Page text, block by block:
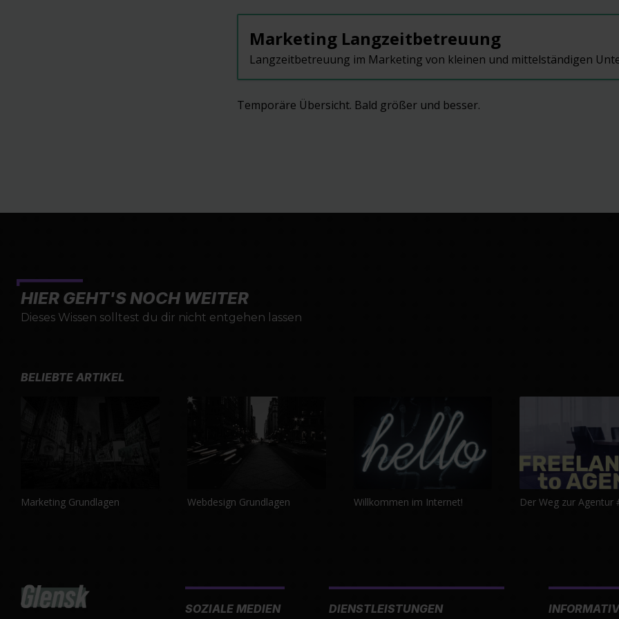
Marketing Langzeitbetreuung
Langzeitbetreuung im Marketing von kleinen und mittelständigen
Temporäre Übersicht. Bald größer und besser.
HIER GEHT'S NOCH WEITER
Dieses Wissen solltest du dir nicht entgehen lassen
BELIEBTE ARTIKEL
Marketing Grundlagen Webdesign Grundlagen Willkommen im Internet! Der Weg zur Agentur
SOZIALE MEDIEN DIENSTLEISTUNGEN